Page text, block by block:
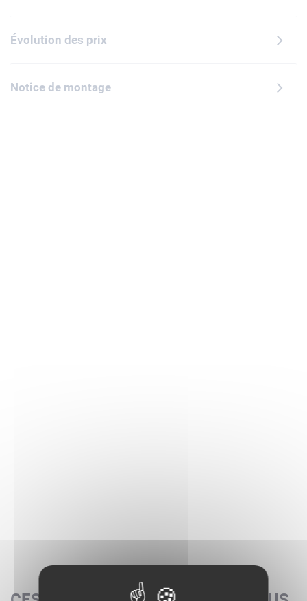
Évolution des prix
Notice de montage